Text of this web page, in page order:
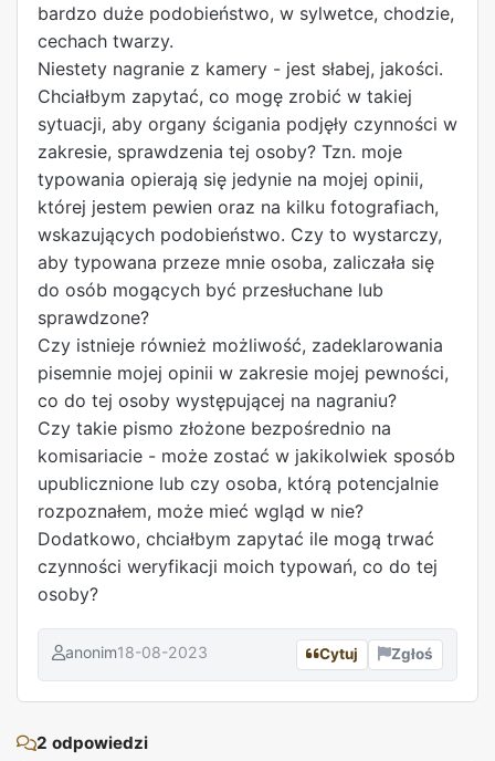
bardzo duże podobieństwo, w sylwetce, chodzie,
cechach twarzy.
Niestety nagranie z kamery - jest słabej, jakości.
Chciałbym zapytać, co mogę zrobić w takiej
sytuacji, aby organy ścigania podjęły czynności w
zakresie, sprawdzenia tej osoby? Tzn. moje
typowania opierają się jedynie na mojej opinii,
której jestem pewien oraz na kilku fotografiach,
wskazujących podobieństwo. Czy to wystarczy,
aby typowana przeze mnie osoba, zaliczała się
do osób mogących być przesłuchane lub
sprawdzone?
Czy istnieje również możliwość, zadeklarowania
pisemnie mojej opinii w zakresie mojej pewności,
co do tej osoby występującej na nagraniu?
Czy takie pismo złożone bezpośrednio na
komisariacie - może zostać w jakikolwiek sposób
upublicznione lub czy osoba, którą potencjalnie
rozpoznałem, może mieć wgląd w nie?
Dodatkowo, chciałbym zapytać ile mogą trwać
czynności weryfikacji moich typowań, co do tej
osoby?
anonim18-08-2023 Cytuj Zgłoś
2 odpowiedzi